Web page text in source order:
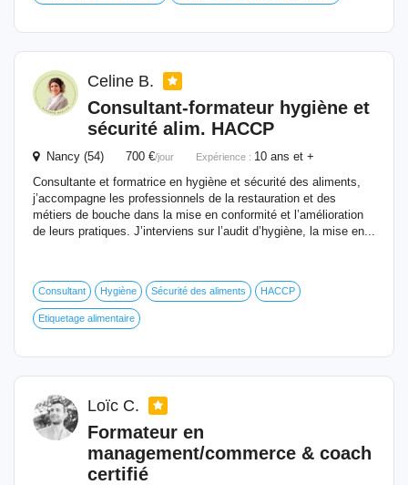
Celine B.
Consultant-formateur hygiène et
sécurité alim. HACCP
Nancy (54) 700 €/jour Expérience : 10 ans et +
Consultante et formatrice en hygiène et sécurité des aliments,
j’accompagne les professionnels de la restauration et des
métiers de bouche dans la mise en conformité et l’amélioration
de leurs pratiques. J’interviens sur l’audit d’hygiène, la mise en...
Consultant Hygiène Sécurité des aliments HACCP
Etiquetage alimentaire
Loïc C.
Formateur en
management/commerce & coach
certifié